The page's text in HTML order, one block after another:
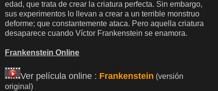
edad, que trata de crear la criatura perfecta. Sin embargo,
sus experimentos lo llevan a crear a un terrible monstruo
deforme; que constantemente ataca. Pero aquella criatura
desaparece cuando Víctor Frankenstein se enamora.
Frankenstein Online
Ver película online : Frankenstein (versión
original)